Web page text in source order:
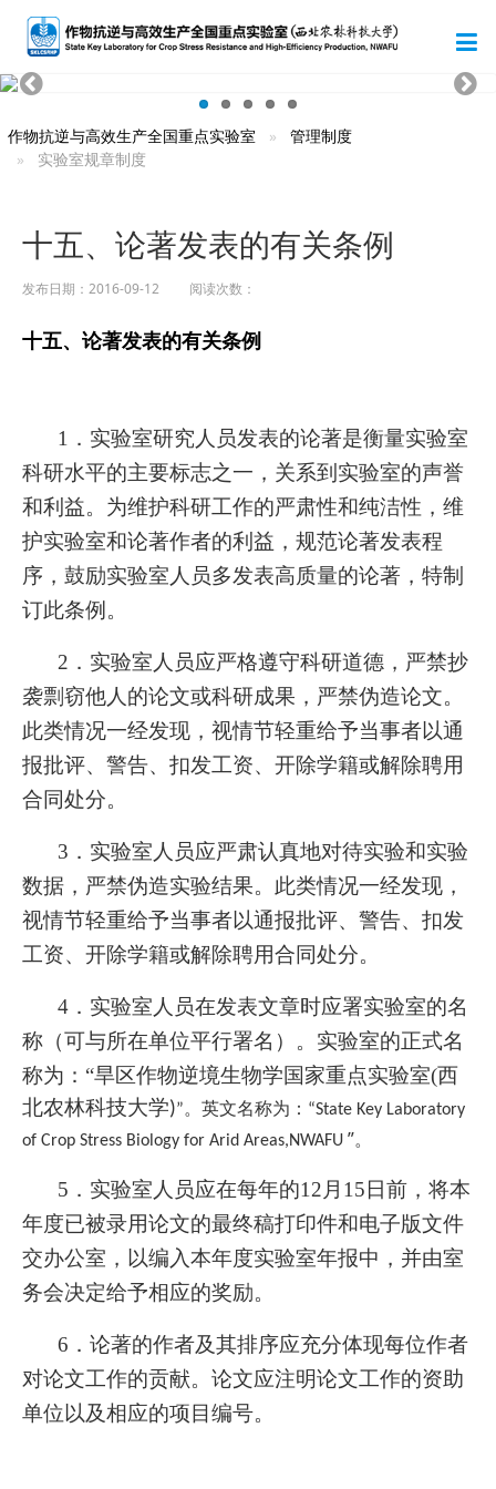
作物抗逆与高效生产全国重点实验室
管理制度
实验室规章制度
十五、论著发表的有关条例
发布日期：2016-09-12 阅读次数：
十五、论著发表的有关条例
1 ．实验室研究人员发表的论著是衡量实验室
科研水平的主要标志之一，关系到实验室的声誉
和利益。为维护科研工作的严肃性和纯洁性，维
护实验室和论著作者的利益，规范论著发表程
序，鼓励实验室人员多发表高质量的论著，特制
订此条例。
2 ．实验室人员应严格遵守科研道德，严禁抄
袭剽窃他人的论文或科研成果，严禁伪造论文。
此类情况一经发现，视情节轻重给予当事者以通
报批评、警告、扣发工资、开除学籍或解除聘用
合同处分。
3 ．实验室人员应严肃认真地对待实验和实验
数据，严禁伪造实验结果。此类情况一经发现，
视情节轻重给予当事者以通报批评、警告、扣发
工资、开除学籍或解除聘用合同处分。
4 ．实验室人员在发表文章时应署实验室的名
称（可与所在单位平行署名）。实验室的正式名
称为：“旱区作物逆境生物学国家重点实验室(西
北农林科技大学)”。英文名称为：“State Key Laboratory
of Crop Stress Biology for Arid Areas,NWAFU ”。
5 ．实验室人员应在每年的12月15日前，将本
年度已被录用论文的最终稿打印件和电子版文件
交办公室，以编入本年度实验室年报中，并由室
务会决定给予相应的奖励。
6 ．论著的作者及其排序应充分体现每位作者
对论文工作的贡献。论文应注明论文工作的资助
单位以及相应的项目编号。